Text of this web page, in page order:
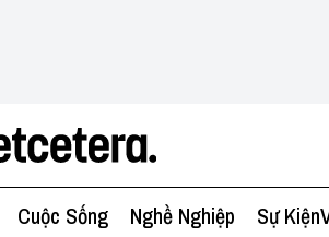
Cuộc Sống Nghề Nghiệp Sự Kiện